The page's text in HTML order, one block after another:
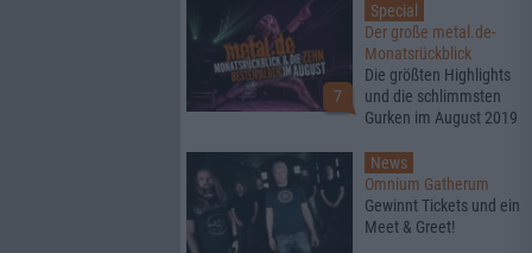
7
Special
Der große metal.de-
Monatsrückblick
Die größten Highlights
und die schlimmsten
Gurken im August 2019
News
Omnium Gatherum
Gewinnt Tickets und ein
Meet & Greet!